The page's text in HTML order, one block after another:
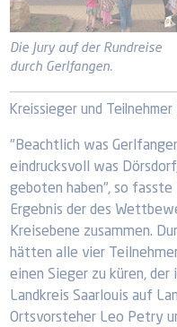
Die Jury auf der Rundreise
durch Gerlfangen.
Kreissieger und
"Beachtlich was
eindrucksvoll was
geboten haben", so
Ergebnis der des
Kreisebene zusammen.
hätten alle vier
einen Sieger zu küren, der
Landkreis Saarlouis auf
Ortsvorsteher Leo Petry